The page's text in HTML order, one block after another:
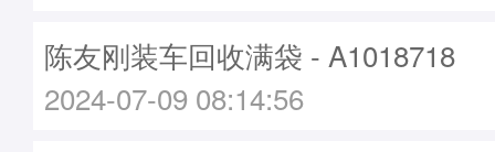
陈友刚装车回收满袋 - A1018718
2024-07-09 08:14:56